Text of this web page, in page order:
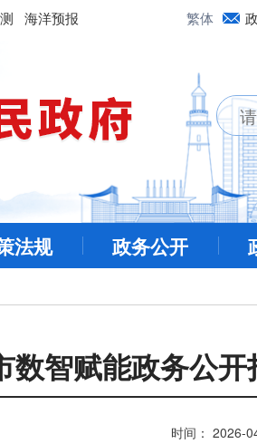
海洋预报 繁体
法规 政务公开
数智赋能政务公
时间： 2026-